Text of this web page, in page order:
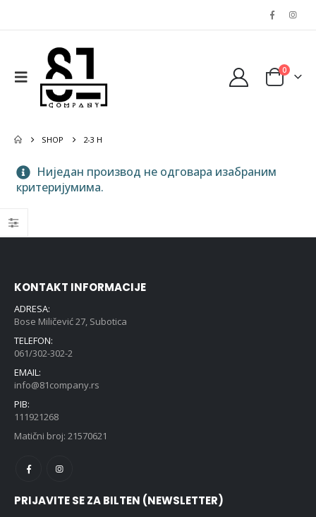
0
SHOP 2-3 H
Ниједан производ не одговара изабраним
критеријумима.
KONTAKT INFORMACIJE
ADRESA:
Bose Miličević 27, Subotica
TELEFON:
061/302-302-2
EMAIL:
info@81company.rs
PIB:
111921268
Matični broj: 21570621
PRIJAVITE SE ZA BILTEN (NEWSLETTER)